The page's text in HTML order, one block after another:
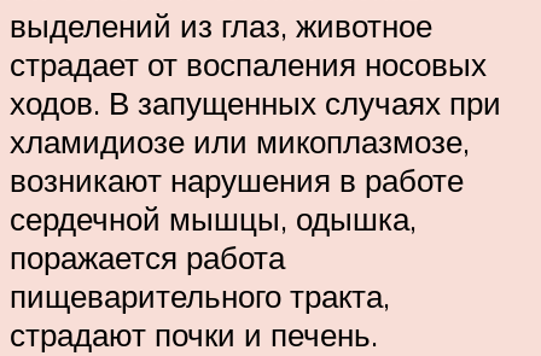
выделений из глаз, животное
страдает от воспаления носовых
ходов. В запущенных случаях при
хламидиозе или микоплазмозе,
возникают нарушения в работе
сердечной мышцы, одышка,
поражается работа
пищеварительного тракта,
страдают почки и печень.